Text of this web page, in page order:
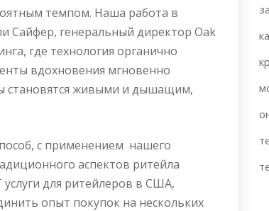
темпом. Наша работа в
Сайфер, генеральный директор Oak
где технология органично
вдохновения мгновенно
становятся живыми и дышащим,
с применением нашего
аспектов ритейла
для ритейлеров в США,
опыт покупок на нескольких